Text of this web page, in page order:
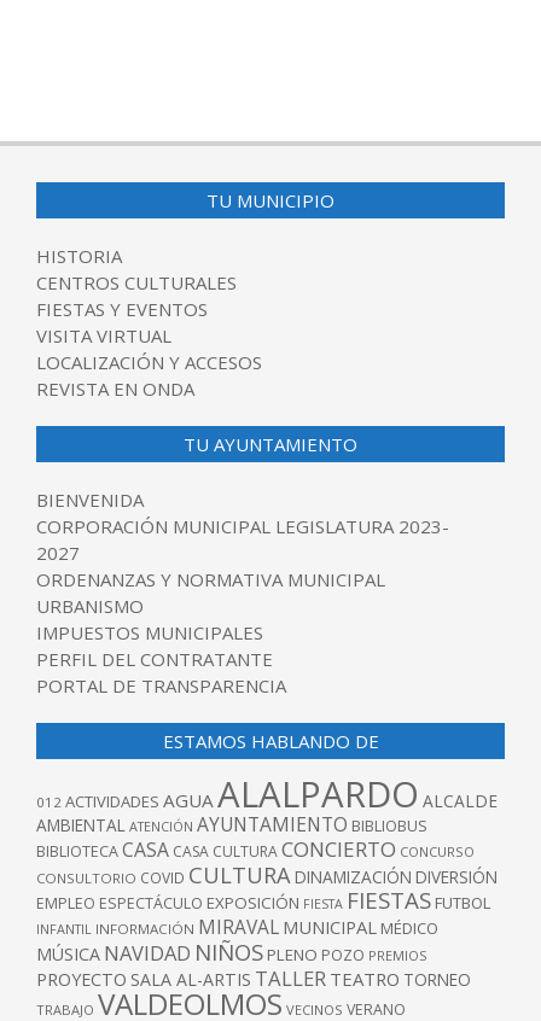
TU MUNICIPIO
HISTORIA
CENTROS CULTURALES
FIESTAS Y EVENTOS
VISITA VIRTUAL
LOCALIZACIÓN Y ACCESOS
REVISTA EN ONDA
TU AYUNTAMIENTO
BIENVENIDA
CORPORACIÓN MUNICIPAL LEGISLATURA 2023-
2027
ORDENANZAS Y NORMATIVA MUNICIPAL
URBANISMO
IMPUESTOS MUNICIPALES
PERFIL DEL CONTRATANTE
PORTAL DE TRANSPARENCIA
ESTAMOS HABLANDO DE
012 ACTIVIDADES AGUA ALALPARDO ALCALDE
AMBIENTAL ATENCIÓN AYUNTAMIENTO BIBLIOBUS
BIBLIOTECACASA CASA CULTURACONCIERTO CONCURSO
CONSULTORIO COVID CULTURA DINAMIZACIÓN DIVERSIÓN
EMPLEO ESPECTÁCULO EXPOSICIÓN FIESTA FIESTAS FUTBOL
INFANTIL INFORMACIÓN MIRAVAL MUNICIPAL MÉDICO
MÚSICA NAVIDAD NIÑOS PLENO POZO PREMIOS
PROYECTO SALA AL-ARTIS TALLER TEATRO TORNEO
TRABAJO VALDEOLMOS VECINOS VERANO